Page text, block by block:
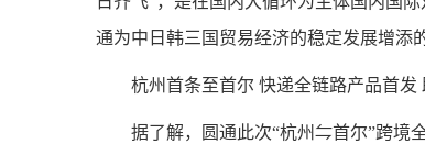
通为中日韩三国贸易经济的稳定发展增添
杭州首条至首尔 快递全链路产品首发
据了解，圆通此次“杭州⇋首尔”跨境